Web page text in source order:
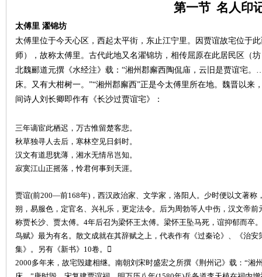
第一节 名人印
太傅里 濯锦坊
太傅里位于今天心区，西起太平街，东止江宁里。因贾谊故宅位于
师），故称太傅里。古代此地又名濯锦坊，相传屈原在此居民区（
北魏郦道元撰《水经注》载： “湘州郡廨西陶侃庙，云旧是贾谊宅
床。又有大柑树一。”“湘州郡廨西”正是今太傅里所在地。魏晋以来
间诗人刘长卿即作有《长沙过贾谊宅》：
三年谪宦此栖迟，万古惟留楚客悲。
秋草独寻人去后，寒林空见日斜时。
汉文有道思犹薄，湘水无情吊岂知。
寂寞江山正摇落，怜君何事到天涯。
贾谊(前200—前168年)，西汉政治家、文学家，洛阳人。少时便以文著称
朔，易服色，定官名、兴礼乐，更定法令。后为周勃等人中伤，汉文帝
称贾长沙、贾太傅。4年后召为梁怀王太傅。梁怀王坠马死，谊抑郁而卒
鸟赋》最为有名。散文成就在其辞赋之上，代表作有《过秦论》、《治
集》。另有《新书》10卷。
2000多年来，故宅毁建相继。南朝刘宋时盛宏之所撰《荆州记》载：“湘